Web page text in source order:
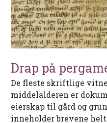
Drap på
De fleste skriftlige
middelalderen er
eierskap til gård og
inneholder brevene